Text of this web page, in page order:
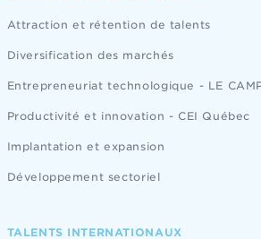
Attraction et rétention de talents
Diversification des marchés
Entrepreneuriat technologique - LE
Productivité et innovation - CEI Québec
Implantation et expansion
Développement sectoriel
TALENTS INTERNATIONAUX